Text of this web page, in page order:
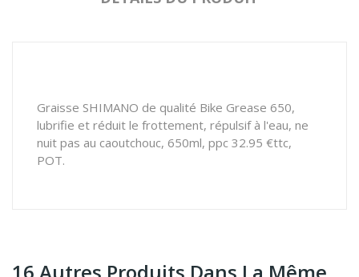
Graisse SHIMANO de qualité Bike Grease 650,
lubrifie et réduit le frottement, répulsif à l'eau, ne
nuit pas au caoutchouc, 650ml, ppc 32.95 €ttc,
POT.
16 Autres Produits Dans La Même